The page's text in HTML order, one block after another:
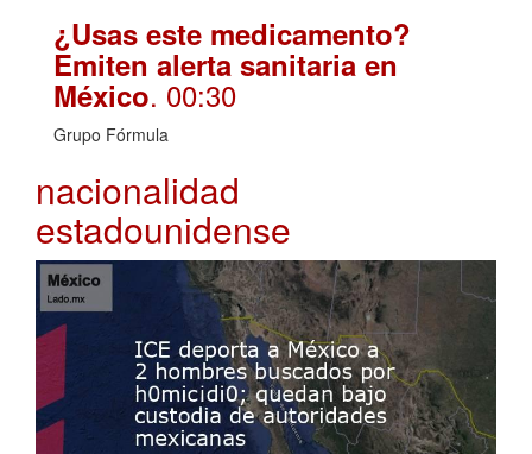
¿Usas este medicamento?
Emiten alerta sanitaria en
México. 00:30
Grupo Fórmula
nacionalidad
estadounidense